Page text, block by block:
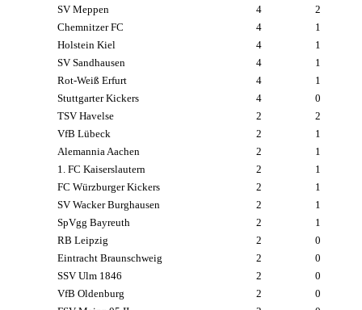
SV Meppen
4
2
Chemnitzer FC
4
1
Holstein Kiel
4
1
SV Sandhausen
4
1
Rot-Weiß Erfurt
4
1
Stuttgarter Kickers
4
0
TSV Havelse
2
2
VfB Lübeck
2
1
Alemannia Aachen
2
1
1. FC Kaiserslautern
2
1
FC Würzburger Kickers
2
1
SV Wacker Burghausen
2
1
SpVgg Bayreuth
2
1
RB Leipzig
2
0
Eintracht Braunschweig
2
0
SSV Ulm 1846
2
0
VfB Oldenburg
2
0